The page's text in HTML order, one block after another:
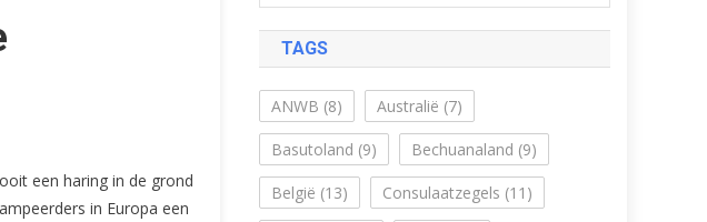
een haring in de grond
in Europa een
TAGS
ANWB (8) Australië (7)
Basutoland (9) Bechuanaland (9)
België (13) Consulaatzegels (11)